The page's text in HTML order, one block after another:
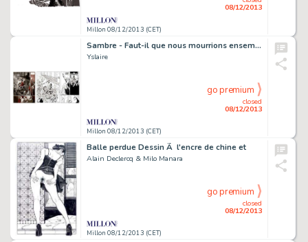
Millon 08/12/2013 (CET)
08/12/2013
Sambre - Faut-il que nous mourrions ensemble... Encre de Chine
Yslaire
Millon 08/12/2013 (CET)
closed
08/12/2013
go premium
Balle perdue Dessin Ã l'encre de chine et
Alain Declercq & Milo Manara
Millon 08/12/2013 (CET)
closed
08/12/2013
go premium